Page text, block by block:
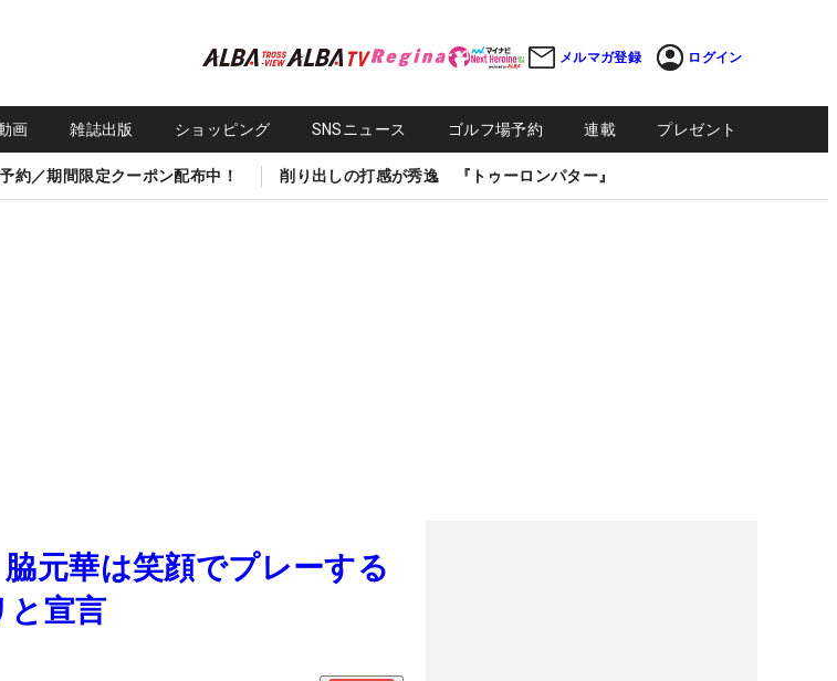
メルマガ登録 ログイン
画 雑誌出版 ショッピング SNSニュース ゴルフ場予約 連載 プレゼント
約／期間限定クーポン配布中！ 削り出しの打感が秀逸 『トゥーロンパター』
元華は笑顔でプレーする
と宣言